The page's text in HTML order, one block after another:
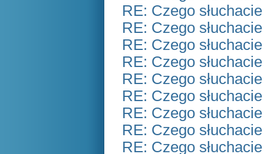
RE: Czego
RE: Czego
RE: Czego
RE: Czego
RE: Czego
RE: Czego
RE: Czego
RE: Czego
RE: Czego